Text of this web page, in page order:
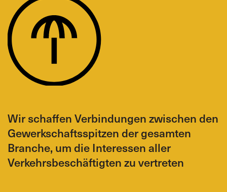
Wir schaffen Verbindungen zwischen den
Gewerkschaftsspitzen der gesamten
Branche, um die Interessen aller
Verkehrsbeschäftigten zu vertreten